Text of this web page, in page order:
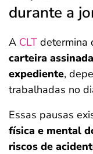
durante a
A CLT determina
carteira
expediente,
trabalhadas no
Essas pausas
física e mental
riscos de